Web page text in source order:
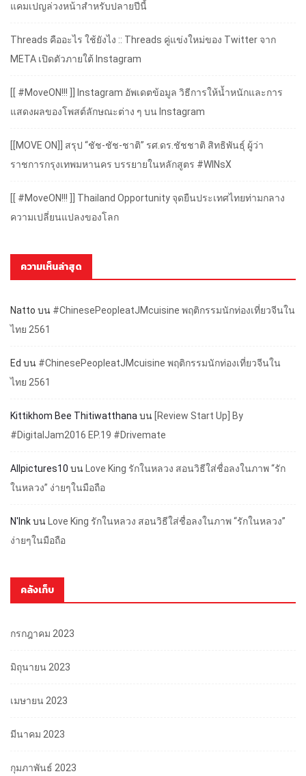
แคมเปญล่วงหน้าสำหรับปลายปีนี้
Threads คืออะไร ใช้ยังไง :: Threads คู่แข่งใหม่ของ Twitter จาก
META เปิดตัวภายใต้ Instagram
[[ #MoveON!!! ]] Instagram อัพเดตข้อมูล วิธีการให้น้ำหนักและการ
แสดงผลของโพสต์ลักษณะต่าง ๆ บน Instagram
[[MOVE ON]] สรุป “ชัช-ชัช-ชาติ” รศ.ดร.ชัชชาติ สิทธิพันธุ์ ผู้ว่า
ราชการกรุงเทพมหานคร บรรยายในหลักสูตร #WINsX
[[ #MoveON!!! ]] Thailand Opportunity จุดยืนประเทศไทยท่ามกลาง
ความเปลี่ยนแปลงของโลก
ความเห็นล่าสุด
Natto บน #ChinesePeopleatJMcuisine พฤติกรรมนักท่องเที่ยวจีนใน
ไทย 2561
Ed บน #ChinesePeopleatJMcuisine พฤติกรรมนักท่องเที่ยวจีนใน
ไทย 2561
Kittikhom Bee Thitiwatthana บน [Review Start Up] By
#DigitalJam2016 EP.19 #Drivemate
Allpictures10 บน
Love King รักในหลวง สอนวิธีใส่ชื่อลงในภาพ “รัก
ในหลวง” ง่ายๆในมือถือ
N'Inkบน
Love King รักในหลวง สอนวิธีใส่ชื่อลงในภาพ “รักในหลวง”
ง่ายๆในมือถือ
คลังเก็บ
กรกฎาคม 2023
มิถุนายน 2023
เมษายน 2023
มีนาคม 2023
กุมภาพันธ์ 2023